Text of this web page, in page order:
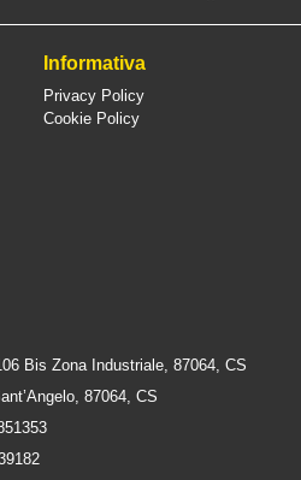
Bis Zona Industriale, 87064, CS
87064, CS
Informativa
Privacy Policy
Cookie Policy